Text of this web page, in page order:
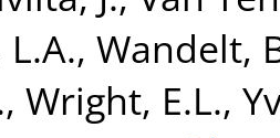
, Wandelt,
, Wright, E.L.,